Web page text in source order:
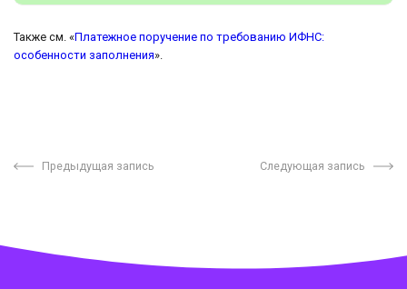
Также см. «Платежное поручение по требованию ИФНС:
особенности заполнения».
Предыдущая запись Следующая запись